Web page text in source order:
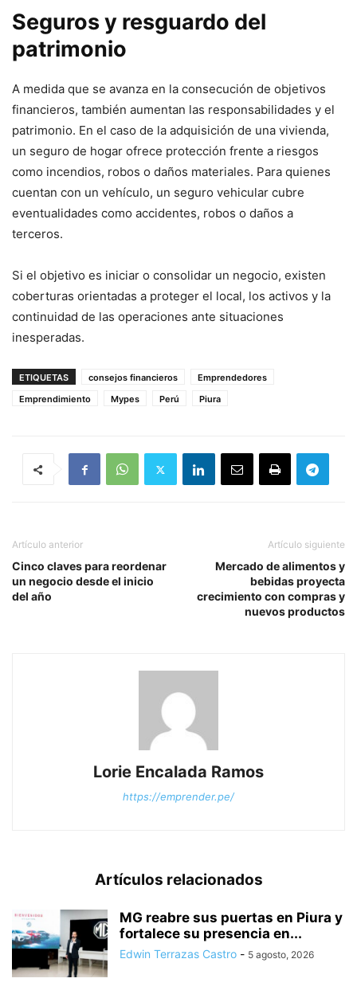
Seguros y resguardo del
patrimonio
A medida que se avanza en la consecución de objetivos
financieros, también aumentan las responsabilidades y el
patrimonio. En el caso de la adquisición de una vivienda,
un seguro de hogar ofrece protección frente a riesgos
como incendios, robos o daños materiales. Para quienes
cuentan con un vehículo, un seguro vehicular cubre
eventualidades como accidentes, robos o daños a
terceros.
Si el objetivo es iniciar o consolidar un negocio, existen
coberturas orientadas a proteger el local, los activos y la
continuidad de las operaciones ante situaciones
inesperadas.
ETIQUETAS consejos financieros
Emprendedores
Emprendimiento
Mypes Perú Piura
Artículo anterior
Cinco claves para reordenar
un negocio desde el inicio
del año
Artículo siguiente
Mercado de alimentos y
bebidas proyecta
crecimiento con compras y
nuevos productos
Lorie Encalada Ramos
https://emprender.pe/
Artículos relacionados
MG reabre sus puertas en Piura y
fortalece su presencia en...
Edwin Terrazas Castro - 5 agosto, 2026